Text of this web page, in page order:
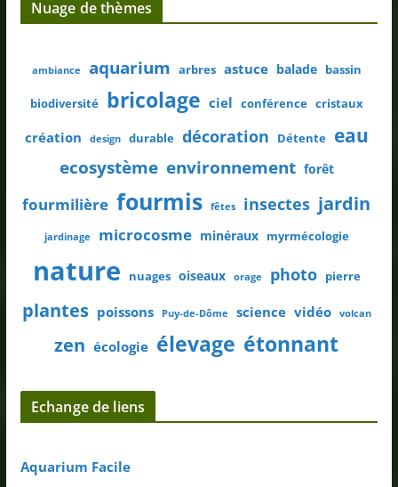
Nuage de thèmes
ambiance aquarium arbres astuce balade bassin
biodiversité bricolage ciel conférence cristaux
création design durable décoration Détente eau
ecosystème environnement forêt
fourmilière fourmis fêtes insectes jardin
jardinage microcosme minéraux myrmécologie
nature nuages oiseaux orage photo pierre
plantes poissons Puy-de-Dôme science vidéo volcan
zen écologie élevage étonnant
Echange de liens
Aquarium Facile